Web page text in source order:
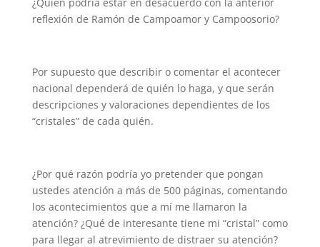
reflexión de Ramón de Campoamor y Campoosorio?
Por supuesto que describir o comentar el acontecer
nacional dependerá de quién lo haga, y que serán
descripciones y valoraciones dependientes de los
“cristales” de cada quién.
¿Por qué razón podría yo pretender que pongan
ustedes atención a más de 500 páginas, comentando
los acontecimientos que a mí me llamaron la
atención? ¿Qué de interesante tiene mi “cristal” como
para llegar al atrevimiento de distraer su atención?